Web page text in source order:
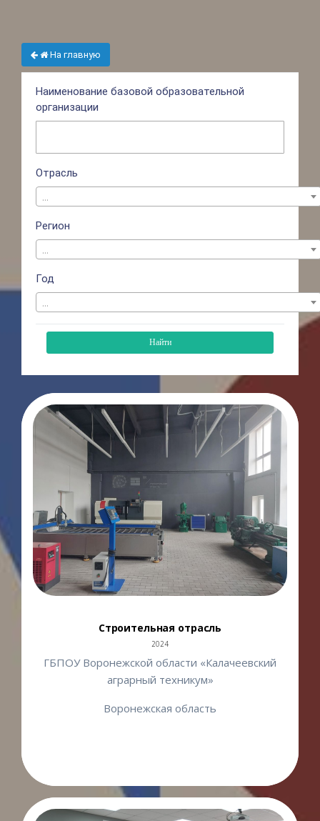
На главную
Наименование базовой образовательной
организации
Отрасль
...
Регион
...
Год
...
Найти
Строительная отрасль
2024
ГБПОУ Воронежской области «Калачеевский
аграрный техникум»
Воронежская область